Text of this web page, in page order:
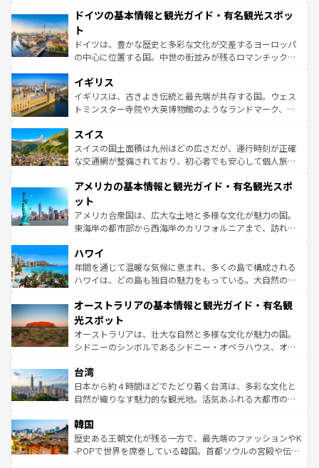
せる。地方によって風土や気候が異なるスペインはその個
ンテンツ一覧 を参照してほしい。
で、幅広い魅力が詰まっている。華麗な宮殿、歴史的な大
聖堂、美しいビーチ、そして豊かな自然が、訪れる者を心
から魅了する。また、フランスは美食の国としても知ら
れ、フランス料理はユネスコ無形文化遺産にも登録されて
香り高いラベンダー畑など、多彩な楽しみ方が可能だ。さ
らに、パリ以外の地域にも魅力が溢れており、どの街角に
も豊かな歴史と文化が息づいている。パリ以外の個性あふ
を参照してほしい。
ドイツの基本情報と観光ガイド・有名観光スポッ
ト
ドイツは、豊かな歴史と多彩な文化が交差するヨーロッパ
の中心に位置する国。中世の街並みが残るロマンチック街
顔を持つこの国は、どこを歩いても飽きることがない。ベ
ルリンの文化的活気、バイエルン州のアルプスの絶景、そ
してライン川沿いのワイン畑といった風景は必見。ビール
は、お酒好きな人にはぜひ体験してほしい。 なお、新着の
ドイツ情報はコンテンツ一覧を参照してほしい。
イギリス
イギリスは、古きよき伝統と最先端が共存する国。ウェス
トミンスター寺院や大英博物館のようなランドマーク、歴
リアごとに異なる魅力がある。また、優雅なアフタヌーン
ティー、ビール好きにはたまらない英国パブ、サッカー観
戦など、本場だからこそできる体験も豊富。イギリスを旅
ンツ一覧を参照してほしい。
スイス
スイスの国土面積は九州ほどの広さだが、運行時刻が正確
な交通網が整備されており、初心者でも安心して個人旅行
の建物がそのまま残る町や、スイスならではのユニークな
博物館もあり、アルプス観光だけでなく町歩きも満喫する
ことができる。国民の所得が高いため物価も高いが、旅行
者向けの交通パス提供のサービスもあり、うまく活用すれ
着のスイス情報は
アメリカの基本情報と観光ガイド・有名観光スポ
ット
アメリカ合衆国は、広大な土地と多様な文化が魅力の国。
東海岸の都市部から西海岸のカリフォルニアまで、訪れる
のような巨大都市は、観光、ショッピング、エンターテイ
ンメントが詰まった刺激的なスポットだ。一方、アメリカ
西部には大自然が広がり、グランドキャニオンやイエロー
部のニューオーリンズでは、音楽と美食が融合した独特の
文化が魅力。旅行者はアメリカの各地域で異なる魅力を楽
しみながら、その多様性と豊かな歴史を感じることができ
るだろう。車でのロードトリップや列車の旅も、アメリカ
情報は
ハワイ
年間を通じて温暖な気候に恵まれ、多くの島で構成される
ハワイは、どの島も独自の魅力をもっている。大自然の神
ワイ島は見逃せない。また、定番の観光地といえばオアフ
島だが、静かな自然を求めるならマウイ島やカウアイ島が
おすすめ。エメラルドグリーンに輝く海をはじめ、豊かな
文化や歴史が息づいている。「アロハスピリット」と呼ば
人々、おいしいローカルフードやハワイアンミュージッ
ク、伝統的なフラダンスなど、すべてがハワイの魅力を彩
っている。訪れるたびに新しい発見と感動が待っているハ
はコンテンツ一覧
オーストラリアの基本情報と観光ガイド・有名観
光スポット
オーストラリアは、壮大な自然と多様な文化が魅力の国。
シドニーのシンボルであるシドニー・オペラハウス、オー
リアリーフや大陸中央部にそびえるウルル（エアーズロッ
ク）、タスマニアの美しい原生林やケアンズの熱帯雨林な
ど、見どころがたくさん。また、カフェやワイン、オージ
いる。アクティビティも充実しており、サーフィンやダイ
ビング、ハイキングなど、アウトドア好きにはたまらな
い。オーストラリアの多彩な魅力を存分に味わいつくそ
台湾
日本から約４時間ほどでたどり着く台湾は、多彩な文化と
自然が織りなす魅力的な観光地。活気あふれる大都市の台
ン）、静ひつな山岳地帯である台湾東部など、都市の喧騒
と山間の静けさが共存しており、訪れる人に新しい発見と
驚きをもたらしてくれる。また、奥深い台湾の食文化も魅
韓国
歴史ある王朝文化が残る一方で、最先端のファッションやK
-POPで世界を席巻している韓国。首都ソウルの宮殿や伝統